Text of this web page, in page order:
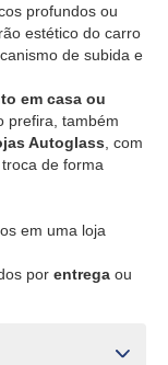
profundos ou
estético do carro
de subida e
em casa ou
prefira, também
Autoglass , com
de forma
em uma loja
por entrega ou